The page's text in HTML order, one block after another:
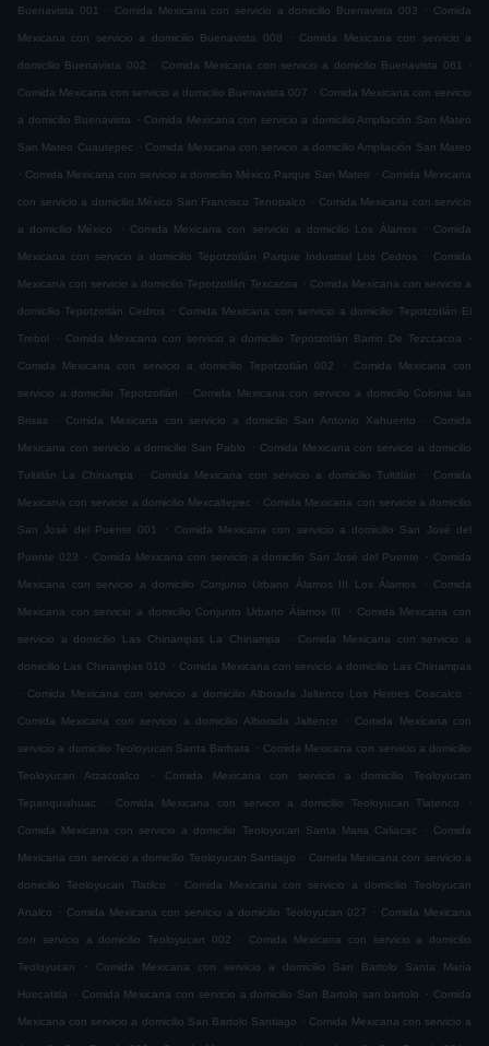
Buenavista 001 . Comida Mexicana con servicio a domicilio Buenavista 003 . Comida
Mexicana con servicio a domicilio Buenavista 008 . Comida Mexicana con servicio a
domicilio Buenavista 002 . Comida Mexicana con servicio a domicilio Buenavista 061 .
Comida Mexicana con servicio a domicilio Buenavista 007 . Comida Mexicana con servicio
a domicilio Buenavista . Comida Mexicana con servicio a domicilio Ampliación San Mateo
San Mateo Cuautepec . Comida Mexicana con servicio a domicilio Ampliación San Mateo
. Comida Mexicana con servicio a domicilio México Parque San Mateo . Comida Mexicana
con servicio a domicilio México San Francisco Tenopalco . Comida Mexicana con servicio
a domicilio México . Comida Mexicana con servicio a domicilio Los Álamos . Comida
Mexicana con servicio a domicilio Tepotzotlán Parque Industrial Los Cedros . Comida
Mexicana con servicio a domicilio Tepotzotlán Texcacoa . Comida Mexicana con servicio a
domicilio Tepotzotlán Cedros . Comida Mexicana con servicio a domicilio Tepotzotlán El
Trebol . Comida Mexicana con servicio a domicilio Tepotzotlán Barrio De Tezccacoa .
Comida Mexicana con servicio a domicilio Tepotzotlán 002 . Comida Mexicana con
servicio a domicilio Tepotzotlán . Comida Mexicana con servicio a domicilio Colonia las
Brisas . Comida Mexicana con servicio a domicilio San Antonio Xahuento . Comida
Mexicana con servicio a domicilio San Pablo . Comida Mexicana con servicio a domicilio
Tultitlán La Chinampa . Comida Mexicana con servicio a domicilio Tultitlán . Comida
Mexicana con servicio a domicilio Mexcaltepec . Comida Mexicana con servicio a domicilio
San José del Puente 001 . Comida Mexicana con servicio a domicilio San José del
Puente 023 . Comida Mexicana con servicio a domicilio San José del Puente . Comida
Mexicana con servicio a domicilio Conjunto Urbano Álamos III Los Álamos . Comida
Mexicana con servicio a domicilio Conjunto Urbano Álamos III . Comida Mexicana con
servicio a domicilio Las Chinampas La Chinampa . Comida Mexicana con servicio a
domicilio Las Chinampas 010 . Comida Mexicana con servicio a domicilio Las Chinampas
.
Comida Mexicana con servicio a domicilio Alborada Jaltenco Los Heroes Coacalco .
Comida Mexicana con servicio a domicilio Alborada Jaltenco . Comida Mexicana con
servicio a domicilio Teoloyucan Santa Barbara . Comida Mexicana con servicio a domicilio
Teoloyucan Atzacoalco . Comida Mexicana con servicio a domicilio Teoloyucan
Tepanquiahuac . Comida Mexicana con servicio a domicilio Teoloyucan Tlatenco .
Comida Mexicana con servicio a domicilio Teoloyucan Santa Maria Caliacac . Comida
Mexicana con servicio a domicilio Teoloyucan Santiago . Comida Mexicana con servicio a
domicilio Teoloyucan Tlatilco . Comida Mexicana con servicio a domicilio Teoloyucan
Analco . Comida Mexicana con servicio a domicilio Teoloyucan 027 . Comida Mexicana
con servicio a domicilio Teoloyucan 002 . Comida Mexicana con servicio a domicilio
Teoloyucan . Comida Mexicana con servicio a domicilio San Bartolo Santa María
Huecatitla . Comida Mexicana con servicio a domicilio San Bartolo san bartolo . Comida
Mexicana con servicio a domicilio San Bartolo Santiago . Comida Mexicana con servicio a